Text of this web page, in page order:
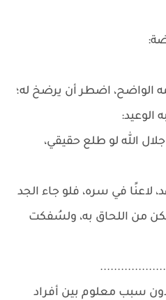
الواضح، اضطر أن يرضخ له؛
الوعيد:
الله لو طلع حقيقي،
في سره، فلو جاء الجد
من اللحاق به، ولسُفكت
سبب معلوم بين أفراد